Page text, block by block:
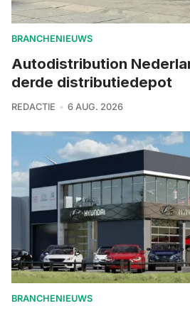
BRANCHENIEUWS
Autodistribution
derde distributiedepot
REDACTIE 6 AUG. 2026
BRANCHENIEUWS